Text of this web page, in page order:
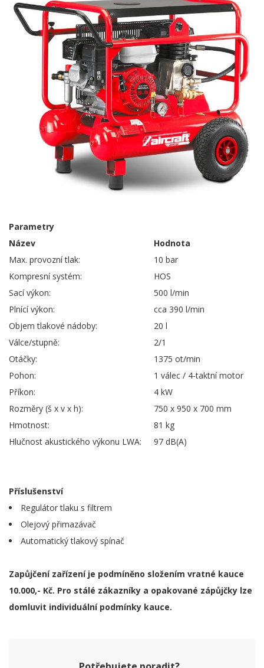
Parametry
Název
Hodnota
Max. provozní tlak:
10 bar
Kompresní systém:
HOS
Sací výkon:
500 l/min
Plnící výkon:
cca 390 l/min
Objem tlakové nádoby:
20 l
Válce/stupně:
2/1
Otáčky:
1375 ot/min
Pohon:
1 válec / 4-taktní motor
Příkon:
4 kW
Rozměry (š x v x h):
750 x 950 x 700 mm
Hmotnost:
81 kg
Hlučnost akustického výkonu LWA:
97 dB(A)
Příslušenství
Regulátor tlaku s filtrem
Olejový přimazávač
Automatický tlakový spínač
Zapůjčení zařízení je podmíněno složením vratné kauce
10.000,- Kč. Pro stálé zákazníky a opakované zápůjčky lze
domluvit individuální podmínky kauce.